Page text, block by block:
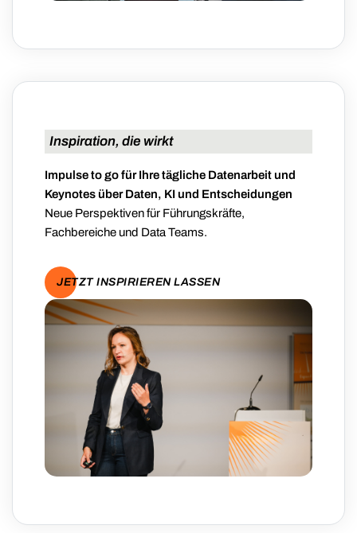
Inspiration, die wirkt
Impulse to go für Ihre tägliche Datenarbeit und
Keynotes über Daten, KI und Entscheidungen
Neue Perspektiven für Führungskräfte,
Fachbereiche und Data Teams.
JETZT INSPIRIEREN LASSEN